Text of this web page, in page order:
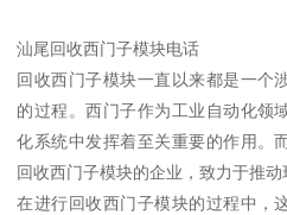
汕尾回收西门子模块电话
回收西门子模块一直以来都是一个
的过程。西门子作为工业自动化领
化系统中发挥着至关重要的作用。
回收西门子模块的企业，致力于推动
在进行回收西门子模块的过程中，